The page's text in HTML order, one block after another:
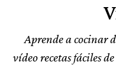
Aprende a cocinar
vídeo recetas fáciles